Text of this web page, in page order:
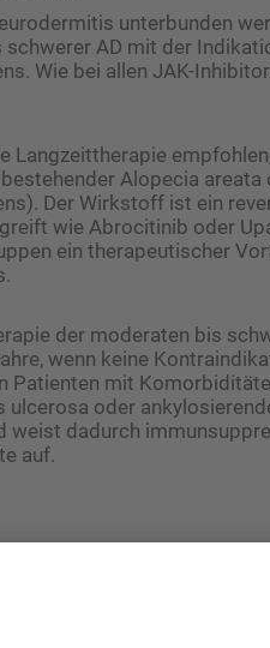
unterbunden
AD mit der
Wie bei allen JAK-
Langzeittherapie
Alopecia areata
Der Wirkstoff ist ein
wie Abrocitinib oder
ein therapeutischer
der moderaten bis
wenn keine
Patienten mit
oder
weist dadurch
auf.
Diagnostik möglicher
können zwar hilfreich
Mangelernährung sowie
psychische Belastung